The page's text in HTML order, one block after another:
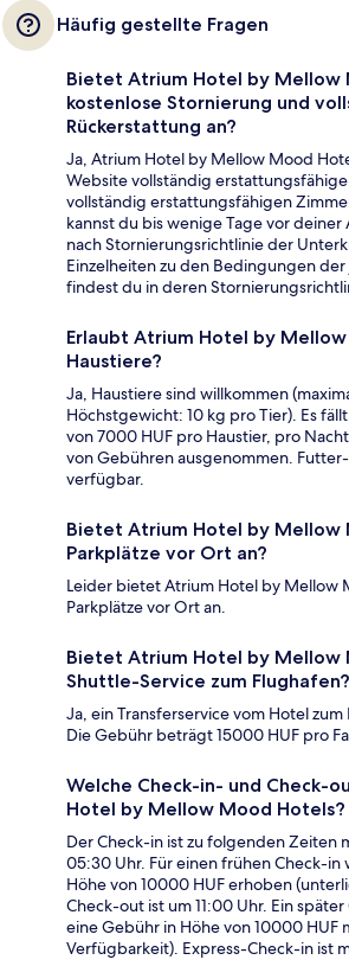
Häufig gestellte Fragen
Bietet Atrium Hotel by Mellow
kostenlose Stornierung und
Rückerstattung an?
Ja, Atrium Hotel by Mellow Mood
Website vollständig
vollständig erstattungsfähigen
kannst du bis wenige Tage vor deiner
nach Stornierungsrichtlinie der
Einzelheiten zu den Bedingungen
findest du in deren
Erlaubt Atrium Hotel by
Haustiere?
Ja, Haustiere sind willkommen
Höchstgewicht: 10 kg pro Tier). Es
von 7000 HUF pro Haustier, pro
von Gebühren ausgenommen.
verfügbar.
Bietet Atrium Hotel by Mellow
Parkplätze vor Ort an?
Leider bietet Atrium Hotel by Mellow
Parkplätze vor Ort an.
Bietet Atrium Hotel by Mellow
Shuttle-Service zum Flughafen?
Ja, ein Transferservice vom Hotel
Die Gebühr beträgt 15000 HUF pro
Welche Check-in- und Check-
Hotel by Mellow Mood Hotels?
Der Check-in ist zu folgenden Zeiten
05:30 Uhr. Für einen frühen Check-in
Höhe von 10000 HUF erhoben
Check-out ist um 11:00 Uhr. Ein
eine Gebühr in Höhe von 10000
Verfügbarkeit). Express-Check-in ist